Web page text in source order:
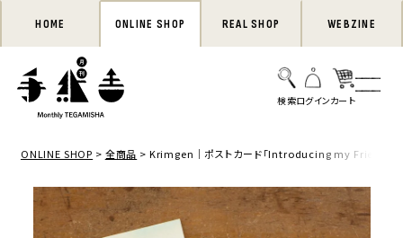
HOME ONLINE SHOP REAL SHOP WEBZINE
ONLINE SHOP 全商品 Krimgen｜ポストカード「Introducing my Friend」